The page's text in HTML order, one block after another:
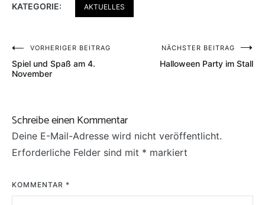
KATEGORIE: AKTUELLES
Beitragsnavigation
VORHERIGER BEITRAG
Spiel und Spaß am 4.
November
NÄCHSTER BEITRAG
Halloween Party im Stall
Schreibe einen Kommentar
Deine E-Mail-Adresse wird nicht veröffentlicht.
Erforderliche Felder sind mit * markiert
KOMMENTAR *